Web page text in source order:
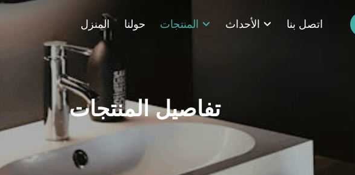
المنزل حولنا المنتجات الأحداث اتصل بنا
تفاصيل المنتجات